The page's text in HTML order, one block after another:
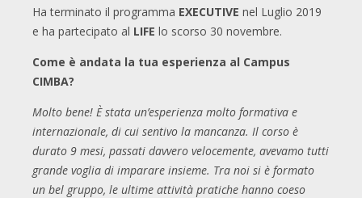
Ha terminato il programma EXECUTIVE nel Luglio 2019
e ha partecipato al LIFE lo scorso 30 novembre.
Come è andata la tua esperienza al Campus
CIMBA?
Molto bene! È stata un’esperienza molto formativa e
internazionale, di cui sentivo la mancanza. Il corso è
durato 9 mesi, passati davvero velocemente, avevamo tutti
grande voglia di imparare insieme. Tra noi si è formato
un bel gruppo, le ultime attività pratiche hanno coeso